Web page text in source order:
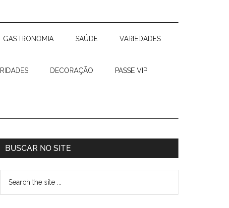
GASTRONOMIA SAÚDE VARIEDADES
DECORAÇÃO PASSE VIP
BUSCAR NO SITE